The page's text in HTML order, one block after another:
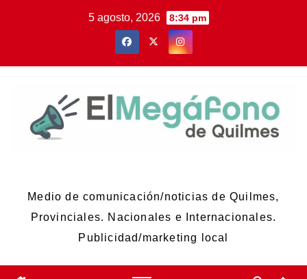
5 agosto, 2026 8:34 pm
Medio de comunicación/noticias de Quilmes,
Provinciales. Nacionales e Internacionales.
Publicidad/marketing local